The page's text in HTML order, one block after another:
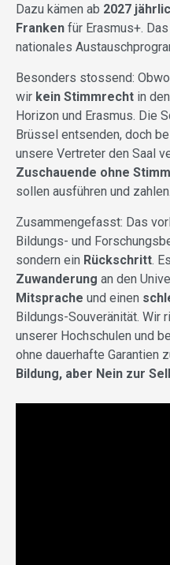
Dazu kämen ab 2027
Franken für Erasmus+.
nationales
Besonders stossend:
wir kein Stimmrecht in
Horizon und Erasmus. Die
Brüssel entsenden, doch
unsere Vertreter den Saal
Zuschauende ohne
sollen ausführen und zahlen.
Zusammengefasst: Das
Bildungs- und
sondern ein Rückschritt.
Zuwanderung an den
Mitsprache und einen
Bildungs-Souveränität. Wir
unserer Hochschulen und
ohne dauerhafte Garantien
Bildung, aber Nein zur